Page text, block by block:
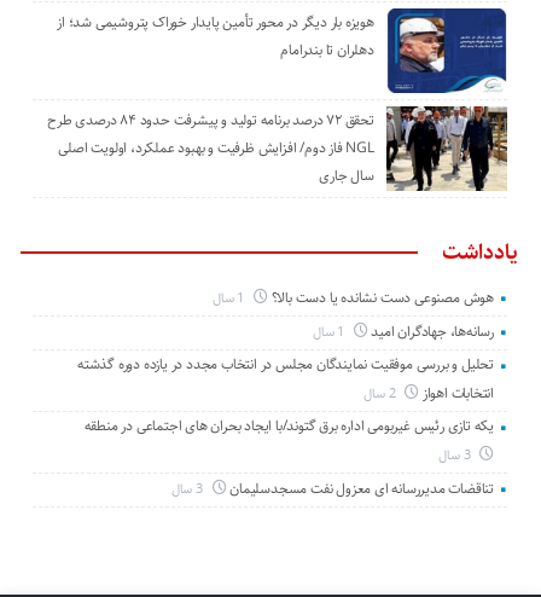
هویزه بار دیگر در محور تأمین پایدار خوراک پتروشیمی شد؛ از
دهلران تا بندرامام
تحقق ۷۲ درصد برنامه تولید و پیشرفت حدود ۸۴ درصدی طرح
NGL فاز دوم/ افزایش ظرفیت و بهبود عملکرد، اولویت اصلی
سال جاری
یادداشت
هوش مصنوعی دست نشانده یا دست بالا؟
رسانه‌ها، جهادگران امید
تحلیل و بررسی موفقیت نمایندگان مجلس در انتخاب مجدد در یازده دوره گذشته
انتخابات اهواز
2 سال
یکه تازی رئیس غیربومی اداره برق گتوند/با ایجاد بحران های اجتماعی در منطقه
3 سال
تناقضات مدیررسانه ای معزول نفت مسجدسلیمان 3 سال